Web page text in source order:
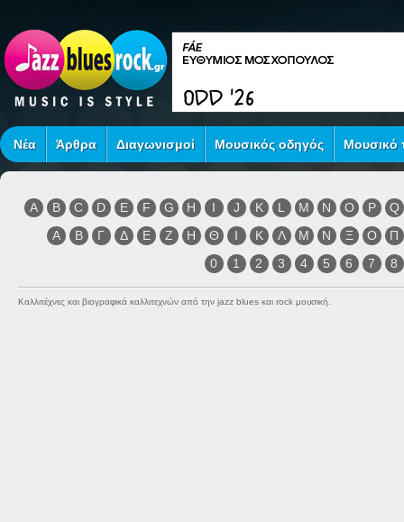
Νέα Άρθρα Διαγωνισμοί Μουσικός οδηγός Μουσικό
A B C D E F G H I J K L M N O P
Q
Α
Β Γ Δ Ε Ζ Η Θ Ι Κ Λ Μ Ν Ξ Ο
Π
0
1 2 3 4 5 6 7 8
Καλλιτέχνες και βιογραφικά καλλιτεχνών από την jazz blues και rock μουσική.